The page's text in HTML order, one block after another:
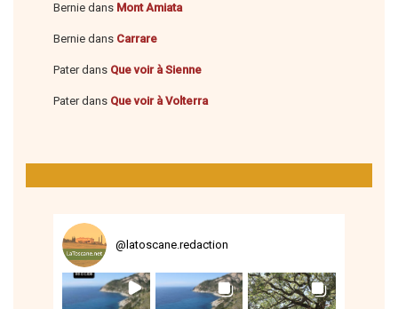
Bernie dans Mont Amiata
Bernie dans Carrare
Paterdans Que voir à Sienne
Paterdans Que voir à Volterra
@ latoscane.redaction